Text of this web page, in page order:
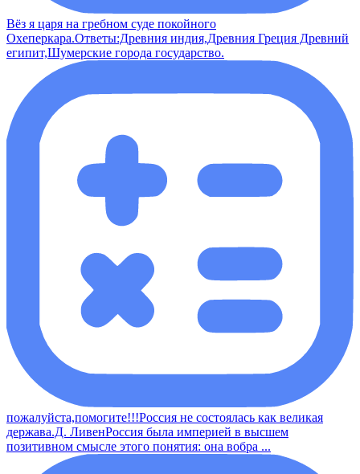
Вёз я царя на гребном суде покойного
Охеперкара.Ответы:Древния индия,Древния Греция Древний
египит,Шумерские города государство.
пожалуйста,помогите!!!Россия не состоялась как великая
держава.Д. ЛивенРоссия была империей в высшем
позитивном смысле этого понятия: она вобра ...